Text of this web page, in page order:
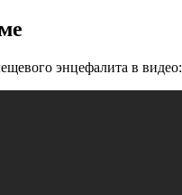
энцефалита в видео: